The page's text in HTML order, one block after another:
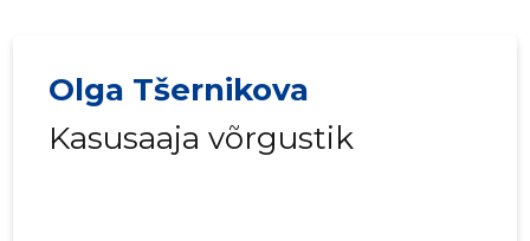
Olga Tšernikova
Kasusaaja võrgustik